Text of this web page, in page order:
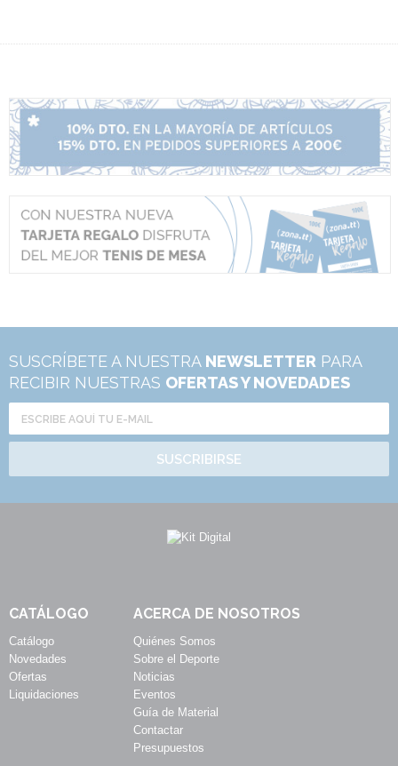
SUSCRÍBETE A NUESTRA NEWSLETTER PARA
RECIBIR NUESTRAS OFERTAS Y NOVEDADES
SUSCRIBIRSE
CATÁLOGO
Catálogo
Novedades
Ofertas
Liquidaciones
ACERCA DE NOSOTROS
Quiénes Somos
Sobre el Deporte
Noticias
Eventos
Guía de Material
Contactar
Presupuestos